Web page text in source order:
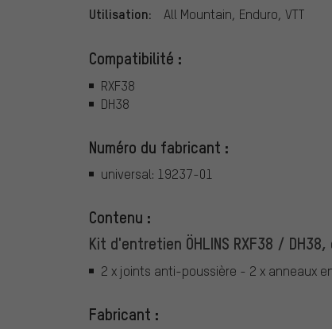
Utilisation: All Mountain, Enduro, VTT
Compatibilité :
RXF38
DH38
Numéro du fabricant :
universal: 19237-01
Contenu :
Kit d'entretien ÖHLINS RXF38 /
2 x joints anti-poussière - 2 x anneaux
Fabricant :